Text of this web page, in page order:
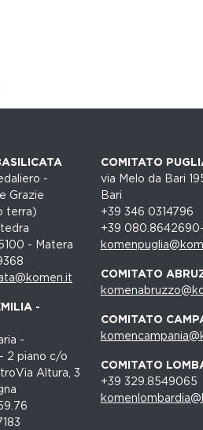
-
Grazie
terra)
- Matera
-
-
2 piano c/o
Altura, 3
COMITATO
via Melo da Bari
Bari
+39 346 0314796
+39 080.8642690-
COMITATO
COMITATO
COMITATO
+39 329.8549065